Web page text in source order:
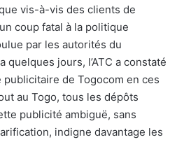
vis-à-vis des clients de
coup fatal à la politique
par les autorités du
quelques jours, l’ATC a constaté
publicitaire de Togocom en ces
au Togo, tous les dépôts
publicité ambiguë, sans
indigne davantage les